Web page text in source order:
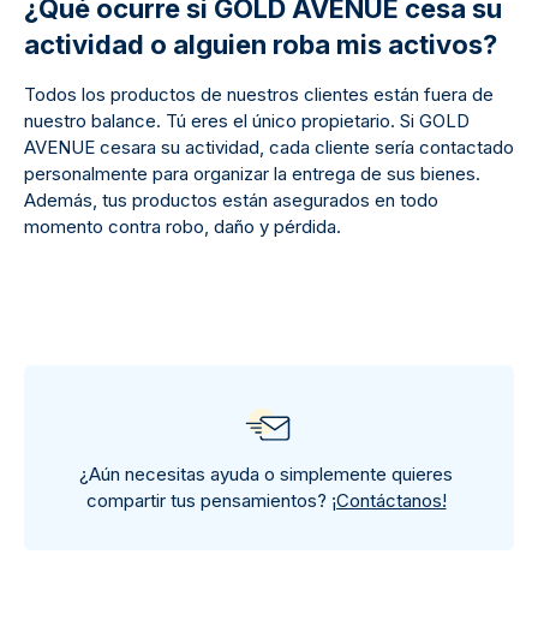
¿Qué ocurre si GOLD AVENUE cesa su
actividad o alguien roba mis activos?
Todos los productos de nuestros clientes están fuera de
nuestro balance. Tú eres el único propietario. Si GOLD
AVENUE cesara su actividad, cada cliente sería contactado
personalmente para organizar la entrega de sus bienes.
Además, tus productos están asegurados en todo
momento contra robo, daño y pérdida.
¿Aún necesitas ayuda o simplemente quieres
compartir tus pensamientos? ¡Contáctanos!